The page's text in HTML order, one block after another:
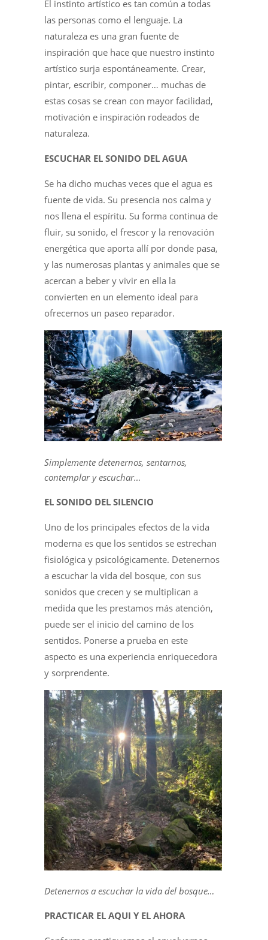
El instinto artístico es tan común a todas
las personas como el lenguaje. La
naturaleza es una gran fuente de
inspiración que hace que nuestro instinto
artístico surja espontáneamente. Crear,
pintar, escribir, componer… muchas de
estas cosas se crean con mayor facilidad,
motivación e inspiración rodeados de
naturaleza.
ESCUCHAR EL SONIDO DEL AGUA
Se ha dicho muchas veces que el agua es
fuente de vida. Su presencia nos calma y
nos llena el espíritu. Su forma continua de
fluir, su sonido, el frescor y la renovación
energética que aporta allí por donde pasa,
y las numerosas plantas y animales que se
acercan a beber y vivir en ella la
convierten en un elemento ideal para
ofrecernos un paseo reparador.
Simplemente detenernos, sentarnos,
contemplar y escuchar…
EL SONIDO DEL SILENCIO
Uno de los principales efectos de la vida
moderna es que los sentidos se estrechan
fisiológica y psicológicamente. Detenernos
a escuchar la vida del bosque, con sus
sonidos que crecen y se multiplican a
medida que les prestamos más atención,
puede ser el inicio del camino de los
sentidos. Ponerse a prueba en este
aspecto es una experiencia enriquecedora
y sorprendente.
Detenernos a escuchar la vida del bosque…
PRACTICAR EL AQUI Y EL AHORA